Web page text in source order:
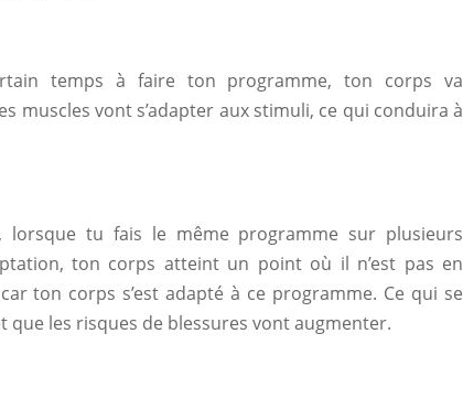
temps à faire ton programme, ton corps va
muscles vont s’adapter aux stimuli, ce qui conduira à
lorsque tu fais le même programme sur plusieurs
ton corps atteint un point où il n’est pas en
ton corps s’est adapté à ce programme. Ce qui se
que les risques de blessures vont augmenter.